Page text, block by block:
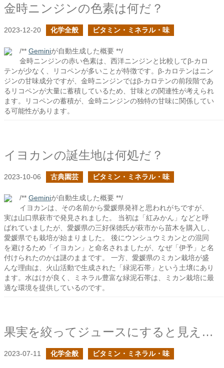
金時ニンジンの色素は何だ？
2023-12-20 化学全般 ビタミン・ミネラル・味
/** Geminiが自動生成した概要 **/
金時ニンジンの赤い色素は、西洋ニンジンと比較してβ-カロ
テンが少なく、リコペンが多いことが特徴です。β-カロテンはニン
ジンの甘味成分ですが、金時ニンジンではβ-カロテンの前段階であ
るリコペンが大量に蓄積しているため、甘味との関連性が考えられ
ます。リコペンの蓄積が、金時ニンジンの独特の甘味に関係してい
る可能性があります。
イヨカンの誕生地は何処だ？
2023-10-06 古典園芸 ビタミン・ミネラル・味
/** Geminiが自動生成した概要 **/
イヨカンは、その名前から愛媛県発祥と思われがちですが、
実は山口県萩市で発見されました。 当初は「紅みかん」などと呼
ばれていましたが、愛媛県の三好保徳氏が萩市から苗木を購入し、
愛媛県でも栽培が始まりました。 後にウンシュウミカンとの混同
を避けるため「イヨカン」と命名されましたが、なぜ「伊予」と名
付けられたのかは謎のままです。 一方、愛媛県のミカン栽培が盛
んな理由は、火山活動で生成された「緑泥石帯」という土壌にあり
ます。水はけが良く、ミネラル豊富な緑泥石帯は、ミカン栽培に最
適な環境を提供しているのです。
果実を絞ってジュースにすると見えてくる化学反応と物質の変化
2023-07-11 化学全般 ビタミン・ミネラル・味